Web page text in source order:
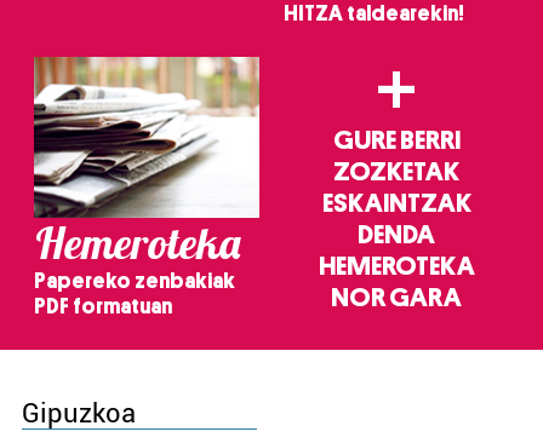
HITZA taldearekin!
Hemeroteka
Papereko zenbakiak
PDF formatuan
+
GURE BERRI
ZOZKETAK
ESKAINTZAK
DENDA
HEMEROTEKA
NOR GARA
Gipuzkoa